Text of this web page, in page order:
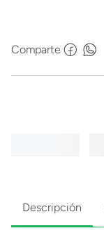
Comparte
Descripción